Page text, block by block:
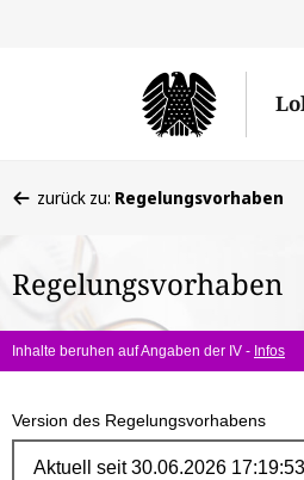
befinden
hier:
zurück zu: Regelungsvorhaben
Regelungsvorhaben
Inhalte beruhen auf Angaben der IV - Infos
Version des Regelungsvorhabens